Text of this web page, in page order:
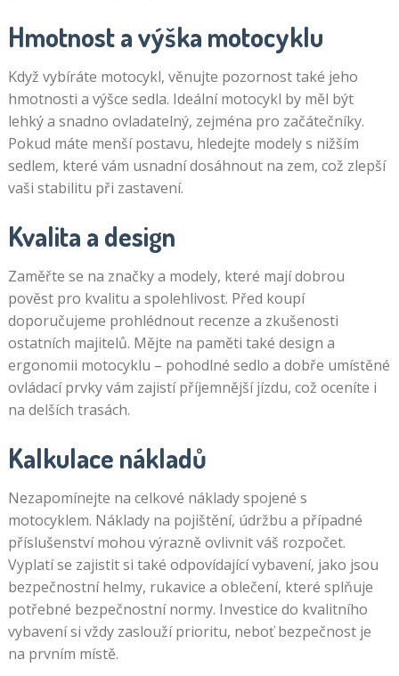
Hmotnost a výška motocyklu
Když vybíráte motocykl, věnujte pozornost také jeho
hmotnosti a výšce sedla. Ideální motocykl by měl být
lehký a snadno ovladatelný, zejména pro začátečníky.
Pokud máte menší postavu, hledejte modely s nižším
sedlem, které vám usnadní dosáhnout na zem, což zlepší
vaši stabilitu při zastavení.
Kvalita a design
Zaměřte se na značky a modely, které mají dobrou
pověst pro kvalitu a spolehlivost. Před koupí
doporučujeme prohlédnout recenze a zkušenosti
ostatních majitelů. Mějte na paměti také design a
ergonomii motocyklu – pohodlné sedlo a dobře umístěné
ovládací prvky vám zajistí příjemnější jízdu, což oceníte i
na delších trasách.
Kalkulace nákladů
Nezapomínejte na celkové náklady spojené s
motocyklem. Náklady na pojištění, údržbu a případné
příslušenství mohou výrazně ovlivnit váš rozpočet.
Vyplatí se zajistit si také odpovídající vybavení, jako jsou
bezpečnostní helmy, rukavice a oblečení, které splňuje
potřebné bezpečnostní normy. Investice do kvalitního
vybavení si vždy zaslouží prioritu, neboť bezpečnost je
na prvním místě.